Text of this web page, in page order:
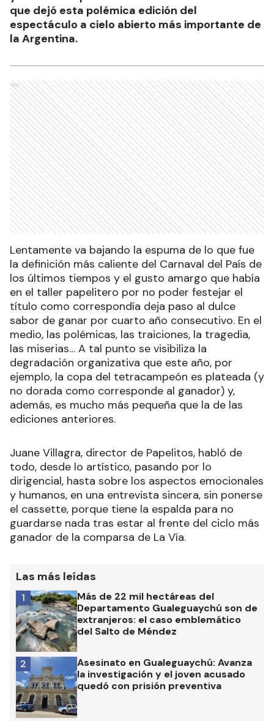
que dejó esta polémica edición del
espectáculo a cielo abierto más importante de
la Argentina.
Ads
Lentamente va bajando la espuma de lo que fue
la definición más caliente del Carnaval del País de
los últimos tiempos y el gusto amargo que había
en el taller papelitero por no poder festejar el
título como correspondía deja paso al dulce
sabor de ganar por cuarto año consecutivo. En el
medio, las polémicas, las traiciones, la tragedia,
las miserias… A tal punto se visibiliza la
degradación organizativa que este año, por
ejemplo, la copa del tetracampeón es plateada (y
no dorada como corresponde al ganador) y,
además, es mucho más pequeña que la de las
ediciones anteriores.
Juane Villagra, director de Papelitos, habló de
todo, desde lo artístico, pasando por lo
dirigencial, hasta sobre los aspectos emocionales
y humanos, en una entrevista sincera, sin ponerse
el cassette, porque tiene la espalda para no
guardarse nada tras estar al frente del ciclo más
ganador de la comparsa de La Vía.
Las más leídas
Más de 22 mil hectáreas del
Departamento Gualeguaychú son de
extranjeros: el caso emblemático
del Salto de Méndez
1
Asesinato en Gualeguaychú: Avanza
la investigación y el joven acusado
quedó con prisión preventiva
2